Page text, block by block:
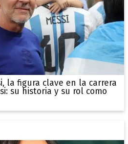
la figura clave en la carrera
su historia y su rol como